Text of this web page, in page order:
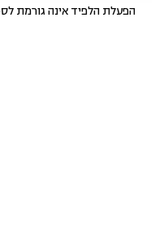
הפעלת הלפיד אינה גורמת